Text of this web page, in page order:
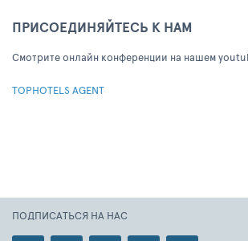
ПРИСОЕДИНЯЙТЕСЬ К НАМ
Cмотрите онлайн конференции на нашем
TOPHOTELS AGENT
ПОДПИСАТЬСЯ НА НАС